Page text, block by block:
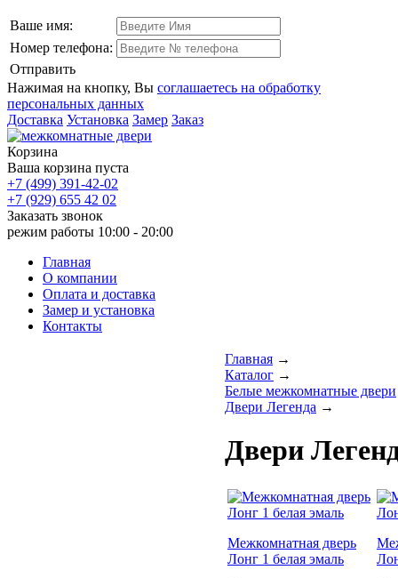
Ваше имя:
Номер телефона:
Отправить
Нажимая на кнопку, Вы соглашаетесь на обработку
персональных данных
Доставка Установка Замер Заказ
Корзина
Ваша корзина пуста
+7 (499) 391-42-02
+7 (929) 655 42 02
Заказать звонок
режим работы 10:00 - 20:00
Главная
О компании
Оплата и доставка
Замер и установка
Контакты
Главная →
Каталог →
Белые межкомнатные двери
Двери Легенда →
Двери
Межкомнатная дверь
Лонг 1 белая эмаль